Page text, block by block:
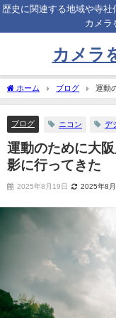
歴史に関連する地域や寺
カメラ
カメラ
ホーム ブログ
運動
きた
ブログ ニコン デ
運動のために大
影に行ってきた
2025年8月19日 2025年8月